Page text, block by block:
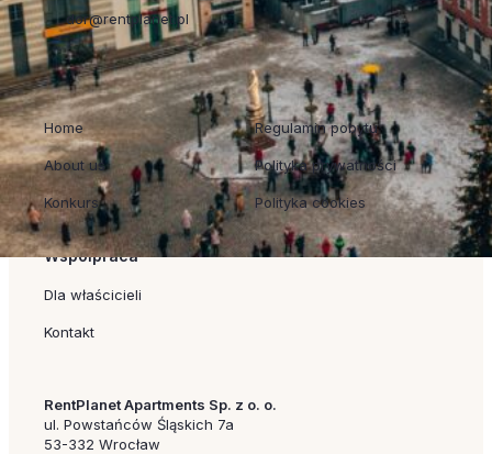
dor@rentplanet.pl
Szybkie linki
Home
About us
Konkurs
Regulaminy
Regulamin pobytu
Polityka prywatności
Polityka cookies
Współpraca
Dla właścicieli
Kontakt
RentPlanet Apartments Sp. z o. o.
ul. Powstańców Śląskich 7a
53-332 Wrocław